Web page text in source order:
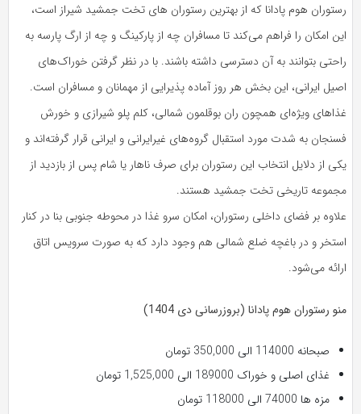
رستوران هوم پادانا که از بهترین رستوران های تخت جمشید شیراز است،
این امکان را فراهم می‌کند تا مسافران چه از پارکینگ و چه از ارگ پارسه به
راحتی بتوانند به آن دسترسی داشته باشند. با در نظر گرفتن خوراک‌های
اصیل ایرانی، این بخش هر روز آماده پذیرایی از مهمانان و مسافران است.
غذاهای ویژه‌ای همچون ران بوقلمون شمالی، کلم پلو شیرازی و خورش
فسنجان به شدت مورد استقبال گروه‌های غیرایرانی و ایرانی قرار گرفته‌اند و
یکی از دلایل انتخاب این رستوران برای صرف ناهار یا شام پس از بازدید از
مجموعه تاریخی تخت جمشید هستند.
علاوه بر فضای داخلی رستوران، امکان سرو غذا در محوطه جنوبی بنا در کنار
استخر و در باغچه ضلع شمالی هم وجود دارد که به صورت سرویس اتاق
ارائه می‌شود.
منو رستوران هوم پادانا (بروزرسانی دی 1404)
صبحانه 114000 الی 350,000 تومان
غذای اصلی و خوراک 189000 الی 1,525,000 تومان
مزه ها 74000 الی 118000 تومان